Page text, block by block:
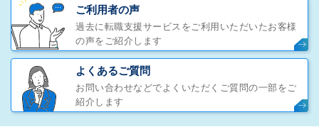
ご利用者の声
過去に転職支援サービスをご利用いただいたお客様
の声をご紹介します
よくあるご質問
お問い合わせなどでよくいただくご質問の一部をご
紹介します